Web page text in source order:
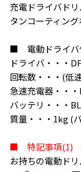
充電ドライバド
タンコーティン
■ 電動ドライ
ドライバ・・・
回転数・・・(低
急速充電器・・
バッテリ・・・
質量・・・1kg (
■ 特記事項
お持ちの電動ド